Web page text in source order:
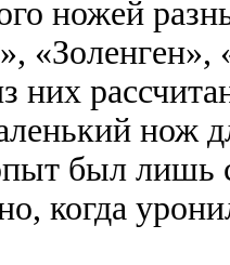
ножей
них
нож
был лишь
когда